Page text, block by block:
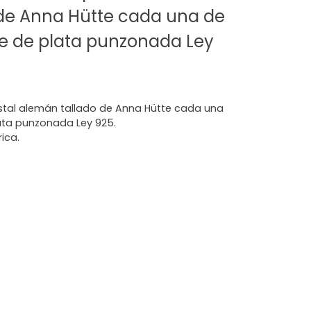
Anna Hütte cada una de
de plata punzonada Ley
alemán tallado de Anna Hütte cada una
punzonada Ley 925.